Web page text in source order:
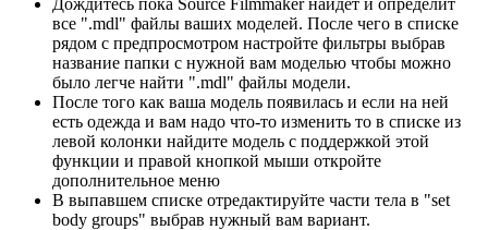
Дождитесь пока Source Filmmaker найдёт и определит
все ".mdl" файлы ваших моделей. После чего в списке
рядом с предпросмотром настройте фильтры выбрав
название папки с нужной вам моделью чтобы можно
было легче найти ".mdl" файлы модели.
После того как ваша модель появилась и если на ней
есть одежда и вам надо что-то изменить то в списке из
левой колонки найдите модель с поддержкой этой
функции и правой кнопкой мыши откройте
дополнительное меню
В выпавшем списке отредактируйте части тела в "set
body groups" выбрав нужный вам вариант.